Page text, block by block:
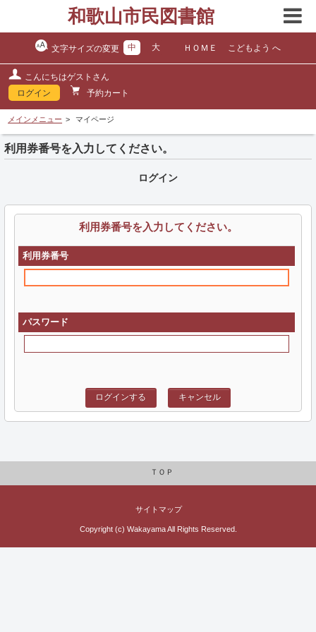
和歌山市民図書館
文字サイズの変更 中 大 ＨＯＭＥ こどもよう へ
こんにちはゲストさん
ログイン
予約カート
メインメニュー マイページ
利用券番号を入力してください。
ログイン
利用券番号を入力してください。
利用券番号
パスワード
ログインする キャンセル
ＴＯＰ
サイトマップ
Copyright (c) Wakayama All Rights Reserved.